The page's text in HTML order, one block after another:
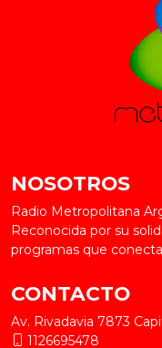
NOSOTROS
Radio Metropolitana
Reconocida por su
programas que
CONTACTO
Av. Rivadavia 7873
1126695478